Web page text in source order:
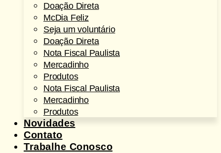
Doação Direta
McDia Feliz
Seja um voluntário
Doação Direta
Nota Fiscal Paulista
Mercadinho
Produtos
Nota Fiscal Paulista
Mercadinho
Produtos
Novidades
Contato
Trabalhe Conosco